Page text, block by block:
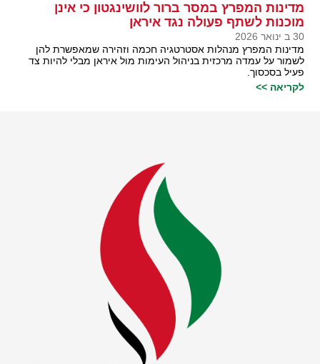
מדינות המפרץ במסר ברור לוושינגטון כי אינן
מוכנות לשתף פעולה נגד איראן
30 ב ינואר 2026
מדינות המפרץ מנהלות אסטרטגיה חכמה וזהירה שמאפשרת להן
לשמור על עמדה מרכזית בניהול העימות מול איראן מבלי להיות צד
פעיל בסכסוך.
לקריאה >>